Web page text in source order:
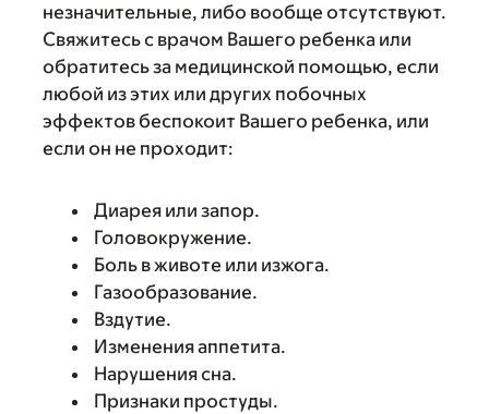
незначительные, либо вообще отсутствуют.
Свяжитесь с врачом Вашего ребенка или
обратитесь за медицинской помощью, если
любой из этих или других побочных
эффектов беспокоит Вашего ребенка, или
если он не проходит:
Диарея или запор.
Головокружение.
Боль в животе или изжога.
Газообразование.
Вздутие.
Изменения аппетита.
Нарушения сна.
Признаки простуды.